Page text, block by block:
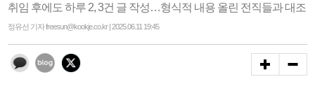
취임 후에도 하루 2, 3건 글 작성…형식적 내용 올린 전직들과 대조
정유선 기자 freesun@kookje.co.kr | 2025.06.11 19:45